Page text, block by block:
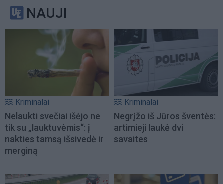
NAUJI
Kriminalai
Nelaukti svečiai išėjo ne
tik su „lauktuvėmis“: į
nakties tamsą išsivedė ir
merginą
Kriminalai
Negrįžo iš Jūros šventės:
artimieji laukė dvi
savaites